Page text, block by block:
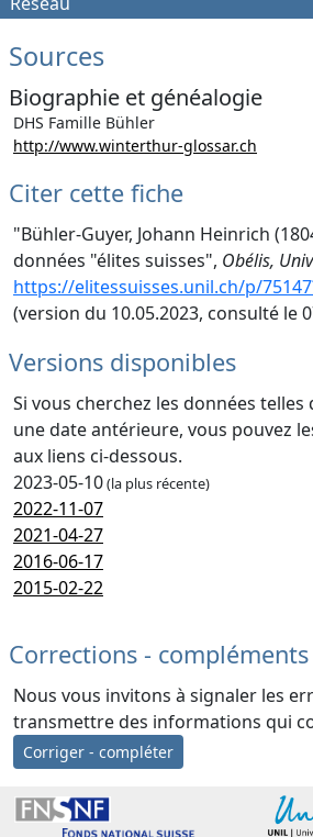
Sources
Biographie et généalogie
DHS Famille Bühler
http://www.winterthur-glossar.ch
Citer cette fiche
"Bühler-Guyer, Johann Heinrich
données "élites suisses", Obélis,
https://elitessuisses.unil.ch/p/
(version du 10.05.2023, consulté le
Versions disponibles
Si vous cherchez les données telles
une date antérieure, vous pouvez
aux liens ci-dessous.
2023-05-10(la plus récente)
2022-11-07
2021-04-27
2016-06-17
2015-02-22
Corrections - compléments
Nous vous invitons à signaler les
transmettre des informations qui
Corriger - compléter